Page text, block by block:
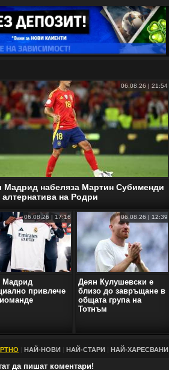
06.08.26 | 21:54
Мадрид набеляза Мартин Субименди
алтернатива на Родри
06.08.26 | 17:16
Мадрид
привлече
06.08.26 | 12:39
Деян Кулушевски е
близо до завръщане в
общата група на
Тотнъм
НАЙ-НОВИ НАЙ-СТАРИ НАЙ-ХАРЕСВАНИ
да пишат коментари!